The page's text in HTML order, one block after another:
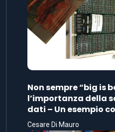
Non sempre “big is
l’importanza della
dati – Un esempio
Cesare Di Mauro